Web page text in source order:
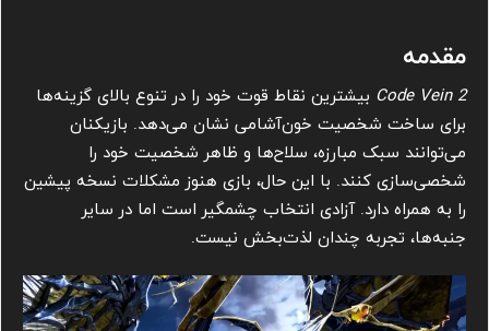
مقدمه
Code Vein 2 بیشترین نقاط قوت خود را در تنوع بالای گزینه‌ها
برای ساخت شخصیت خون‌آشامی نشان می‌دهد. بازیکنان
می‌توانند سبک مبارزه، سلاح‌ها و ظاهر شخصیت خود را
شخصی‌سازی کنند. با این حال، بازی هنوز مشکلات نسخه پیشین
را به همراه دارد. آزادی انتخاب چشمگیر است اما در سایر
جنبه‌ها، تجربه چندان لذت‌بخش نیست.